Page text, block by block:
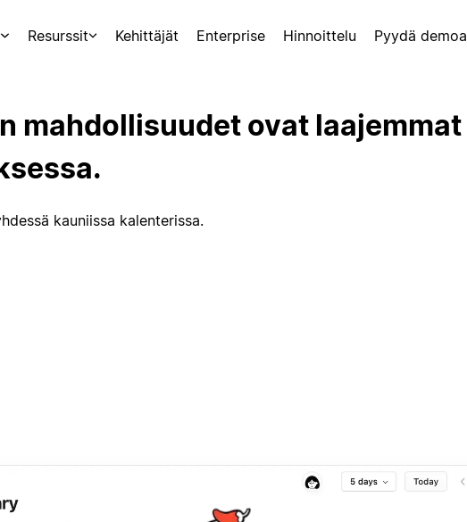
Resurssit Kehittäjät Enterprise Hinnoittelu Pyydä demoa
mahdollisuudet ovat laajemmat
kauniissa kalenterissa.